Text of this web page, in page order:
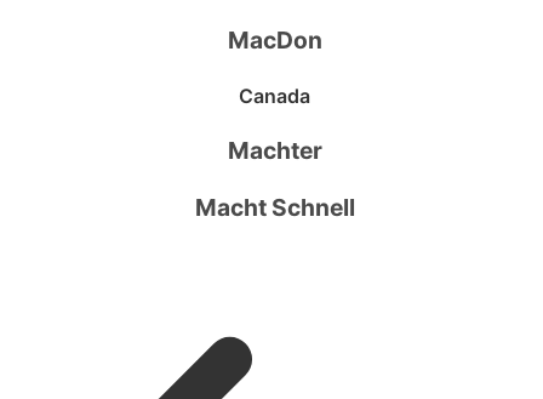
MacDon
Canada
Machter
Macht Schnell